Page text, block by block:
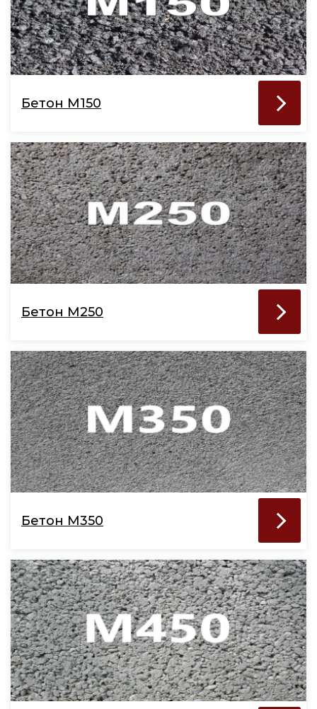
Бетон М150
Бетон М250
Бетон М350